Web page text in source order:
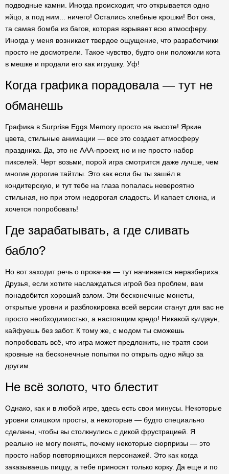
подводные камни. Иногда происходит, что открывается одно
яйцо, а под ним... ничего! Остались хлебные крошки! Вот она,
та самая бомба из багов, которая взрывает всю атмосферу.
Иногда у меня возникает твердое ощущение, что разработчики
просто не досмотрели. Такое чувство, будто они положили кота
в мешке и продали его как игрушку. Уф!
Когда графика порадовала — тут не
обманешь
Графика в Surprise Eggs Memory просто на высоте! Яркие
цвета, стильные анимации — все это создает атмосферу
праздника. Да, это не ААА-проект, но и не просто набор
пикселей. Черт возьми, порой игра смотрится даже лучше, чем
многие дорогие тайтлы. Это как если бы ты зашёл в
кондитерскую, и тут тебе на глаза попалась невероятно
стильная, но при этом недорогая сладость. И капает слюна, и
хочется попробовать!
Где зарабатывать, а где сливать
бабло?
Но вот заходит речь о прокачке — тут начинается неразбериха.
Друзья, если хотите наслаждаться игрой без проблем, вам
понадобится хороший взлом. Эти бесконечные монеты,
открытые уровни и разблокировка всей версии станут для вас не
просто необходимостью, а настоящим кредо! Никакой кулдаун,
кайфуешь без забот. К тому же, с модом ты сможешь
попробовать всё, что игра может предложить, не тратя свои
кровные на бесконечные попытки по открыть одно яйцо за
другим.
Не всё золото, что блестит
Однако, как и в любой игре, здесь есть свои минусы. Некоторые
уровни слишком просты, а некоторые — будто специально
сделаны, чтобы вы столкнулись с дикой фрустрацией. Я
реально не могу понять, почему некоторые сюрпризы — это
просто набор повторяющихся персонажей. Это как когда
заказываешь пиццу, а тебе приносят только корку. Да еще и по